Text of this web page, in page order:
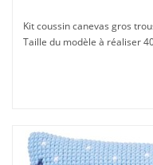
Kit coussin canevas gros
Taille du modèle à réaliser